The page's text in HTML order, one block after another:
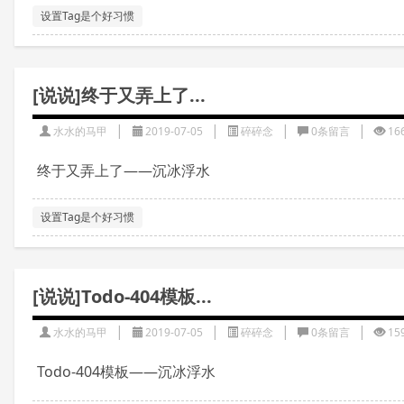
设置Tag是个好习惯
[说说]终于又弄上了...
水水的马甲 | 2019-07-05 | 碎碎念 | 0条留言 |
终于又弄上了——沉冰浮水
设置Tag是个好习惯
[说说]Todo-404模板...
水水的马甲 | 2019-07-05 | 碎碎念 | 0条留言 |
Todo-404模板——沉冰浮水